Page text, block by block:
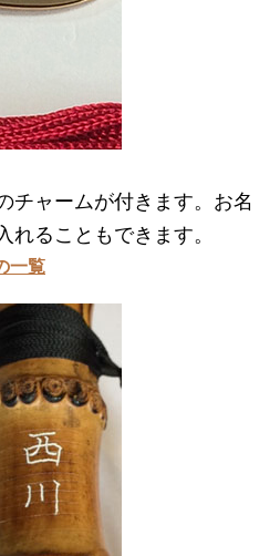
チャームが付きます。お名
れることもできます。
一覧